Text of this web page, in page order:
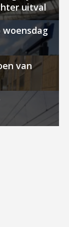
uitval
van